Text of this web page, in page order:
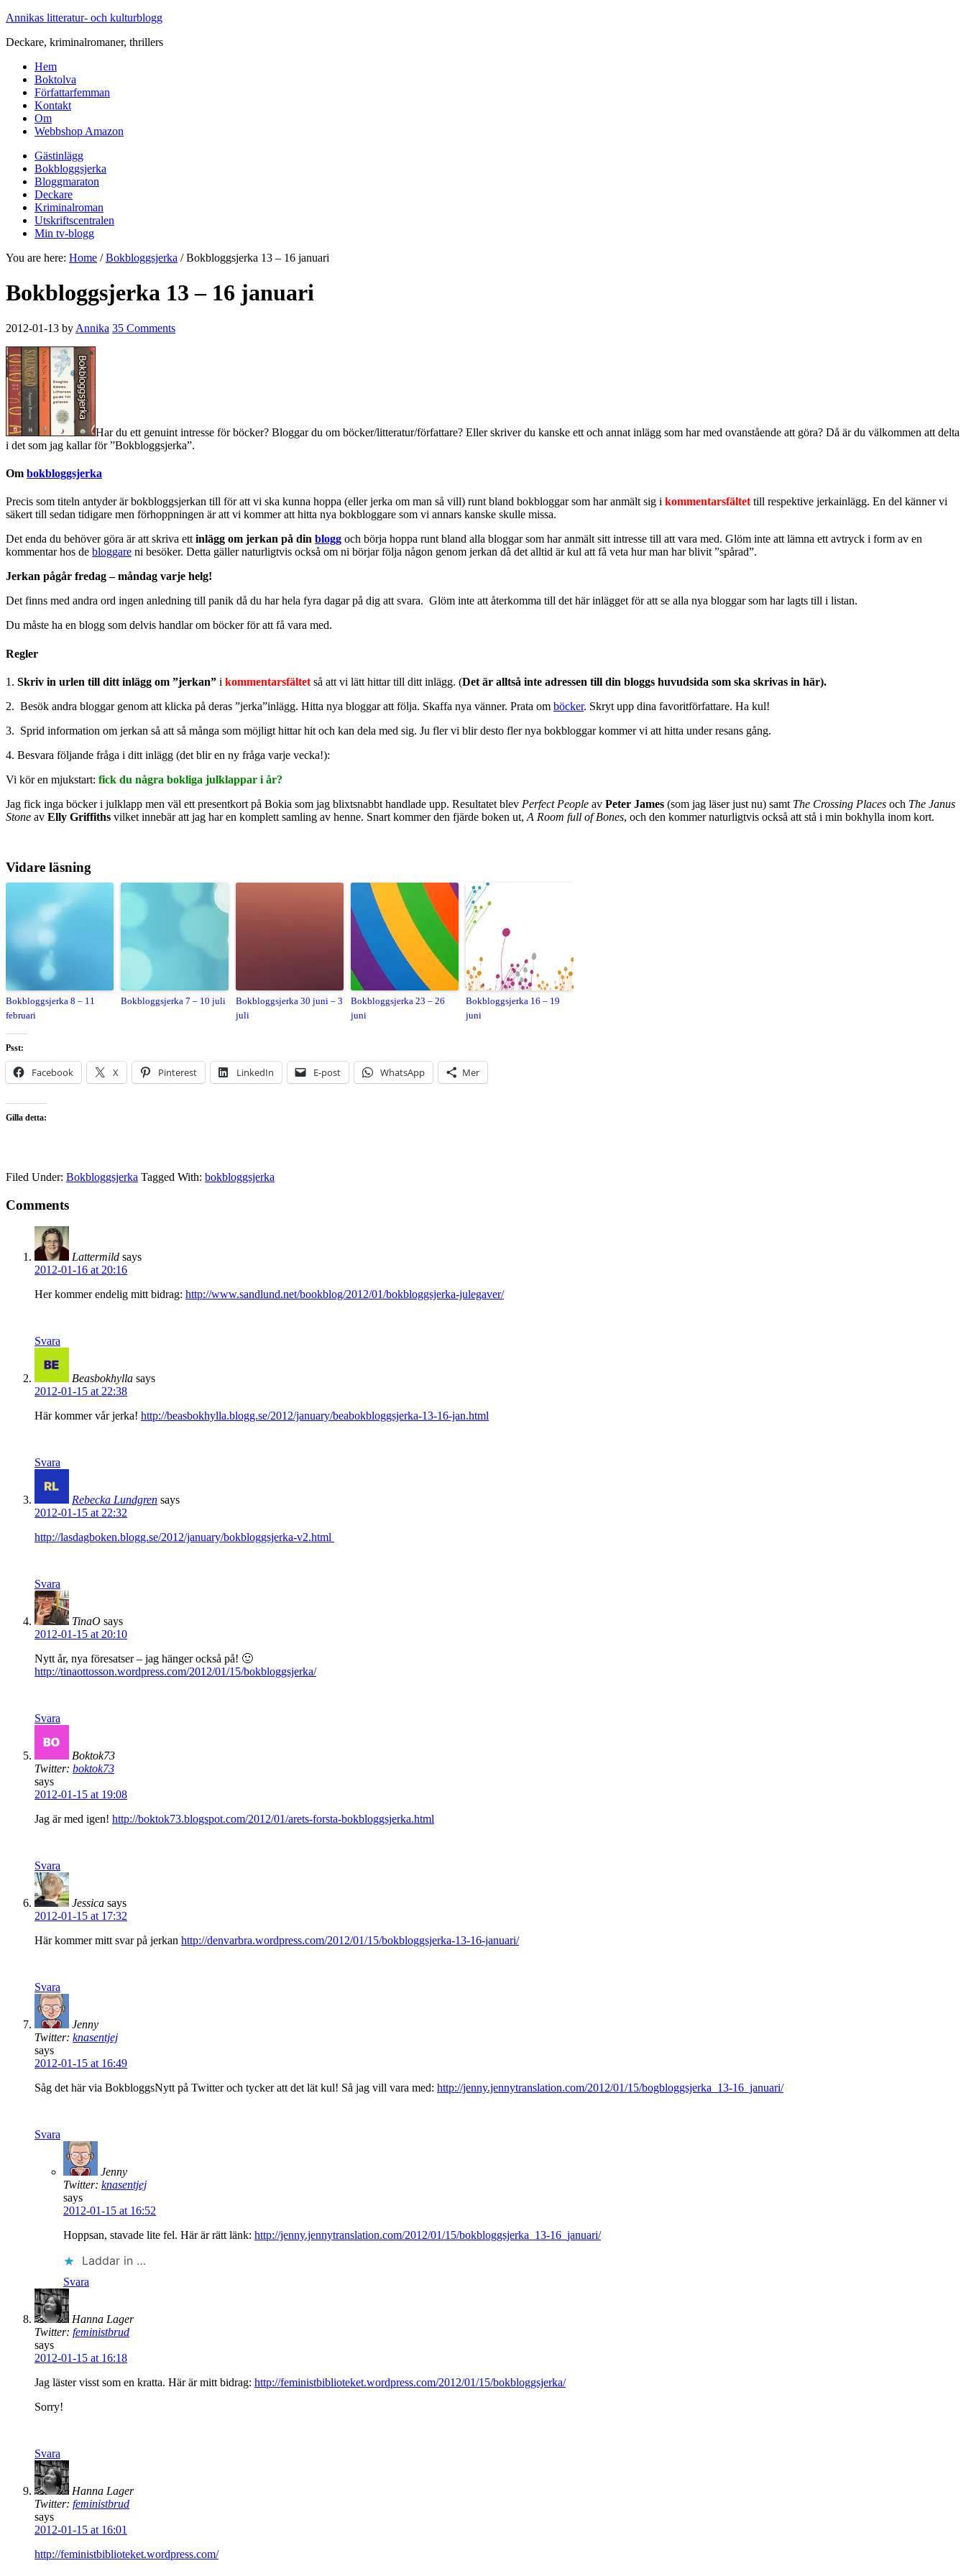
Annikas litteratur- och kulturblogg
Deckare, kriminalromaner, thrillers
Hem
Boktolva
Författarfemman
Kontakt
Om
Webbshop Amazon
Gästinlägg
Bokbloggsjerka
Bloggmaraton
Deckare
Kriminalroman
Utskriftscentralen
Min tv-blogg
You are here: Home / Bokbloggsjerka /Bokbloggsjerka 13 – 16 januari
Bokbloggsjerka 13 – 16 januari
2012-01-13 by Annika 35 Comments
Har du ett genuint intresse för böcker? Bloggar du om böcker/litteratur/författare? Eller skriver du kanske ett och annat inlägg som har med ovanstående att göra? Då är du välkommen att delta
i det som jag kallar för ”Bokbloggsjerka”.
Om bokbloggsjerka
Precis som titeln antyder är bokbloggsjerkan till för att vi ska kunna hoppa (eller jerka om man så vill) runt bland bokbloggar som har anmält sig i kommentarsfältettill respektive jerkainlägg. En del känner vi
säkert till sedan tidigare men förhoppningen är att vi kommer att hitta nya bokbloggare som vi annars kanske skulle missa.
Det enda du behöver göra är att skriva ettinlägg om jerkan på din blogg och börja hoppa runt bland alla bloggar som har anmält sitt intresse till att vara med. Glöm inte att lämna ett avtryck i form av en
kommentar hos de bloggare ni besöker. Detta gäller naturligtvis också om ni börjar följa någon genom jerkan då det alltid är kul att få veta hur man har blivit ”spårad”.
Jerkan pågår fredag – måndag varje helg!
Det finns med andra ord ingen anledning till panik då du har hela fyra dagar på dig att svara. Glöm inte att återkomma till det här inlägget för att se alla nya bloggar som har lagts till i listan.
Du måste ha en blogg som delvis handlar om böcker för att få vara med.
Regler
1. Skriv in urlen till ditt inlägg om ”jerkan” i kommentarsfältet så att vi lätt hittar till ditt inlägg. (Det är alltså inte adressen till din bloggs huvudsida som ska skrivas in här).
2. Besök andra bloggar genom att klicka på deras ”jerka”inlägg. Hitta nya bloggar att följa. Skaffa nya vänner. Prata om böcker. Skryt upp dina favoritförfattare. Ha kul!
3. Sprid information om jerkan så att så många som möjligt hittar hit och kan dela med sig. Ju fler vi blir desto fler nya bokbloggar kommer vi att hitta under resans gång.
4. Besvara följande fråga i ditt inlägg (det blir en ny fråga varje vecka!):
Vi kör en mjukstart: fick du några bokliga julklappar i år?
Jag fick inga böcker i julklapp men väl ett presentkort på Bokia som jag blixtsnabbt handlade upp. Resultatet blev Perfect People av Peter James (som jag läser just nu) samt The Crossing Places och The Janus
Stone av Elly Griffiths vilket innebär att jag har en komplett samling av henne. Snart kommer den fjärde boken ut, A Room full of Bones, och den kommer naturligtvis också att stå i min bokhylla inom kort.
Vidare läsning
Bokbloggsjerka 8 – 11
februari
Bokbloggsjerka 7 – 10 juli
Bokbloggsjerka 30 juni – 3
juli
Bokbloggsjerka 23 – 26
juni
Bokbloggsjerka 16 – 19
juni
Psst:
Facebook X Pinterest LinkedIn E-post WhatsApp Mer
Gilla detta:
Filed Under: Bokbloggsjerka Tagged With: bokbloggsjerka
Comments
Lattermild says
2012-01-16 at 20:16
Her kommer endelig mitt bidrag: http://www.sandlund.net/bookblog/2012/01/bokbloggsjerka-julegaver/
Svara
Beasbokhylla says
2012-01-15 at 22:38
Här kommer vår jerka! http://beasbokhylla.blogg.se/2012/january/beabokbloggsjerka-13-16-jan.html
Svara
Rebecka Lundgren says
2012-01-15 at 22:32
http://lasdagboken.blogg.se/2012/january/bokbloggsjerka-v2.html
Svara
TinaO says
2012-01-15 at 20:10
Nytt år, nya föresatser – jag hänger också på! 🙂
http://tinaottosson.wordpress.com/2012/01/15/bokbloggsjerka/
Svara
Boktok73
Twitter: boktok73
says
2012-01-15 at 19:08
Jag är med igen! http://boktok73.blogspot.com/2012/01/arets-forsta-bokbloggsjerka.html
Svara
Jessica says
2012-01-15 at 17:32
Här kommer mitt svar på jerkan http://denvarbra.wordpress.com/2012/01/15/bokbloggsjerka-13-16-januari/
Svara
Jenny
Twitter: knasentjej
says
2012-01-15 at 16:49
Såg det här via BokbloggsNytt på Twitter och tycker att det lät kul! Så jag vill vara med: http://jenny.jennytranslation.com/2012/01/15/bogbloggsjerka_13-16_januari/
Svara
Jenny
Twitter: knasentjej
says
2012-01-15 at 16:52
Hoppsan, stavade lite fel. Här är rätt länk: http://jenny.jennytranslation.com/2012/01/15/bokbloggsjerka_13-16_januari/
Laddar in …
Svara
Hanna Lager
Twitter: feministbrud
says
2012-01-15 at 16:18
Jag läster visst som en kratta. Här är mitt bidrag: http://feministbiblioteket.wordpress.com/2012/01/15/bokbloggsjerka/
Sorry!
Svara
Hanna Lager
Twitter: feministbrud
says
2012-01-15 at 16:01
http://feministbiblioteket.wordpress.com/